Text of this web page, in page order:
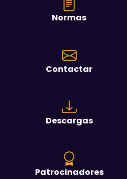
Normas
Contactar
Descargas
Patrocinadores